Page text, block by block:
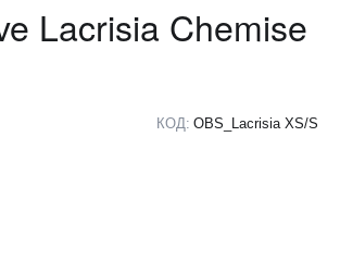
Lacrisia Chemise
КОД: OBS_Lacrisia XS/S